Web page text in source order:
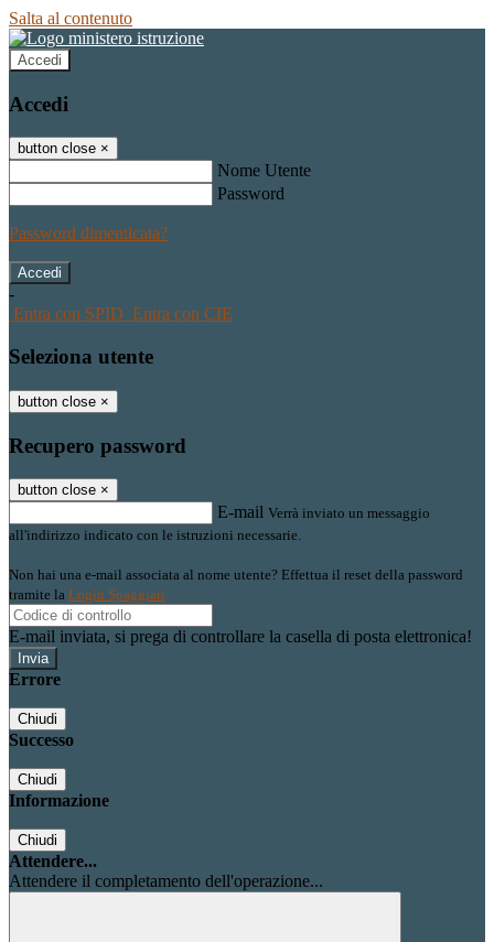
Salta al contenuto
Accedi
Accedi
button close ×
Nome Utente
Password
Password dimenticata?
-
Entra con SPID Entra con CIE
Seleziona utente
button close ×
Recupero password
button close ×
E-mail Verrà inviato un messaggio
all'indirizzo indicato con le istruzioni necessarie.
Non hai una e-mail associata al nome utente? Effettua il reset della password
tramite la Login Spaggiari
E-mail inviata, si prega di controllare la casella di posta elettronica!
Errore
Chiudi
Successo
Chiudi
Informazione
Chiudi
Attendere...
Attendere il completamento dell'operazione...